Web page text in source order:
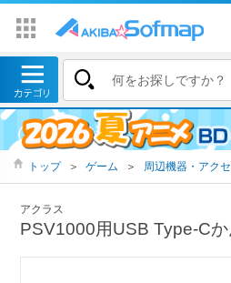
トップ ＞ ゲーム ＞ 周辺機器・アク
アクラス
PSV1000用USB Type-C